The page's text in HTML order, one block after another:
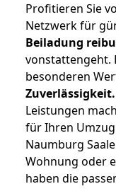
Profitieren Sie
Netzwerk für
Beiladung
vonstattengeht.
besonderen
Zuverlässigkeit.
Leistungen
für Ihren
Naumburg
Wohnung oder
haben die